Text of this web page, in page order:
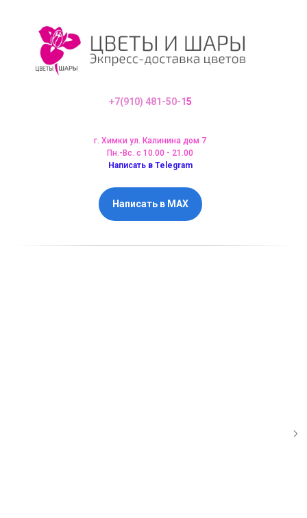
+7(910) 481-50-15
г. Химки ул. Калинина дом 7
Пн.-Вс. с 10.00 - 21.00
Написать в Telegram
Написать в MAX